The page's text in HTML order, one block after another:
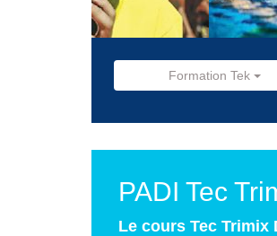
Formation Tek
PADI Tec
Le cours Tec Trimix